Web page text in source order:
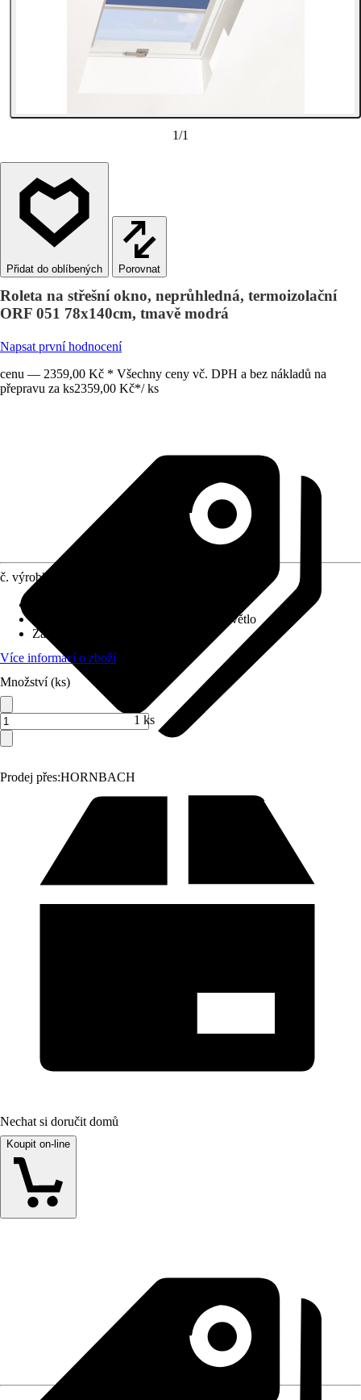
1/1
Porovnat
Roleta na střešní okno, neprůhledná, termoizolační
ORF 051 78x140cm, tmavě modrá
Napsat první hodnocení
cenu — 2359,00 Kč * Všechny ceny vč. DPH a bez nákladů na
přepravu za ks2359,00 Kč*/ ks
Prodej přes:HORNBACH
č. výrobku
Roleta propouštějící denní světlo
Základní barva
Více informací o zboží
Množství (ks)
1 ks
Nechat si doručit domů
Koupit on-line